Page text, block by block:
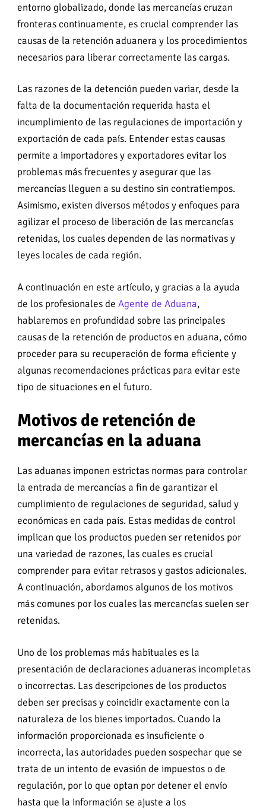
entorno globalizado, donde las mercancías cruzan
fronteras continuamente, es crucial comprender las
causas de la retención aduanera y los procedimientos
necesarios para liberar correctamente las cargas.
Las razones de la detención pueden variar, desde la
falta de la documentación requerida hasta el
incumplimiento de las regulaciones de importación y
exportación de cada país. Entender estas causas
permite a importadores y exportadores evitar los
problemas más frecuentes y asegurar que las
mercancías lleguen a su destino sin contratiempos.
Asimismo, existen diversos métodos y enfoques para
agilizar el proceso de liberación de las mercancías
retenidas, los cuales dependen de las normativas y
leyes locales de cada región.
A continuación en este artículo, y gracias a la ayuda
de los profesionales de Agente de Aduana,
hablaremos en profundidad sobre las principales
causas de la retención de productos en aduana, cómo
proceder para su recuperación de forma eficiente y
algunas recomendaciones prácticas para evitar este
tipo de situaciones en el futuro.
Motivos de retención de
mercancías en la aduana
Las aduanas imponen estrictas normas para controlar
la entrada de mercancías a fin de garantizar el
cumplimiento de regulaciones de seguridad, salud y
económicas en cada país. Estas medidas de control
implican que los productos pueden ser retenidos por
una variedad de razones, las cuales es crucial
comprender para evitar retrasos y gastos adicionales.
A continuación, abordamos algunos de los motivos
más comunes por los cuales las mercancías suelen ser
retenidas.
Uno de los problemas más habituales es la
presentación de declaraciones aduaneras incompletas
o incorrectas. Las descripciones de los productos
deben ser precisas y coincidir exactamente con la
naturaleza de los bienes importados. Cuando la
información proporcionada es insuficiente o
incorrecta, las autoridades pueden sospechar que se
trata de un intento de evasión de impuestos o de
regulación, por lo que optan por detener el envío
hasta que la información se ajuste a los